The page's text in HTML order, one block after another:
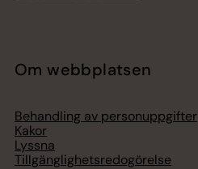
Om webbplatsen
Behandling av personuppgifter
Kakor
Lyssna
Tillgänglighetsredogörelse